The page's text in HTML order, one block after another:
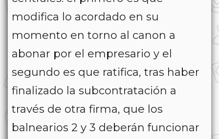
modifica lo acordado en su
momento en torno al canon a
abonar por el empresario y el
segundo es que ratifica, tras haber
finalizado la subcontratación a
través de otra firma, que los
balnearios 2 y 3 deberán funcionar